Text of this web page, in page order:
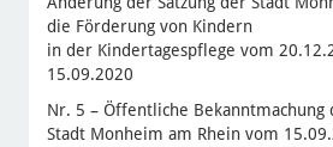
die Förderung von Kindern
in der Kindertagespflege vom
15.09.2020
Nr. 5 – Öffentliche Bekanntmachung
Stadt Monheim am Rhein vom